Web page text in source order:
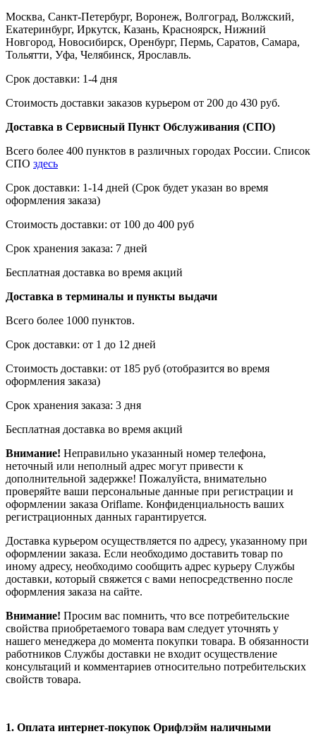
Москва, Санкт-Петербург, Воронеж, Волгоград, Волжский,
Екатеринбург, Иркутск, Казань, Красноярск, Нижний
Новгород, Новосибирск, Оренбург, Пермь, Саратов, Самара,
Тольятти, Уфа, Челябинск, Ярославль.
Срок доставки: 1-4 дня
Стоимость доставки заказов курьером от 200 до 430 руб.
Доставка в Сервисный Пункт Обслуживания (СПО)
Всего более 400 пунктов в различных городах России. Список
СПО здесь
Срок доставки: 1-14 дней (Срок будет указан во время
оформления заказа)
Стоимость доставки: от 100 до 400 руб
Срок хранения заказа: 7 дней
Бесплатная доставка во время акций
Доставка в терминалы и пункты выдачи
Всего более 1000 пунктов.
Срок доставки: от 1 до 12 дней
Стоимость доставки: от 185 руб (отобразится во время
оформления заказа)
Срок хранения заказа: 3 дня
Бесплатная доставка во время акций
Внимание! Неправильно указанный номер телефона,
неточный или неполный адрес могут привести к
дополнительной задержке! Пожалуйста, внимательно
проверяйте ваши персональные данные при регистрации и
оформлении заказа Oriflame. Конфиденциальность ваших
регистрационных данных гарантируется.
Доставка курьером осуществляется по адресу, указанному при
оформлении заказа. Если необходимо доставить товар по
иному адресу, необходимо сообщить адрес курьеру Службы
доставки, который свяжется с вами непосредственно после
оформления заказа на сайте.
Внимание! Просим вас помнить, что все потребительские
свойства приобретаемого товара вам следует уточнять у
нашего менеджера до момента покупки товара. В обязанности
работников Службы доставки не входит осуществление
консультаций и комментариев относительно потребительских
свойств товара.
1. Оплата интернет-покупок Орифлэйм наличными